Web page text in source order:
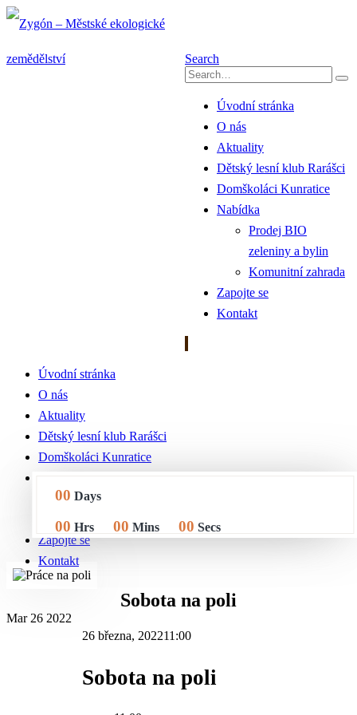
Search
Úvodní stránka
O nás
Aktuality
Dětský lesní klub Rarášci
Domškoláci Kunratice
Nabídka
Prodej BIO
zeleniny a bylin
Komunitní zahrada
Zapojte se
Kontakt
Úvodní stránka
O nás
Aktuality
Dětský lesní klub Rarášci
Domškoláci Kunratice
Prodej BIO zeleniny a bylin
Komunitní zahrada
Zapojte se
Kontakt
Sobota na poli
00 Days
00 Hrs 00 Mins 00 Secs
Mar 26 2022
26 března, 202211:00
Sobota na poli